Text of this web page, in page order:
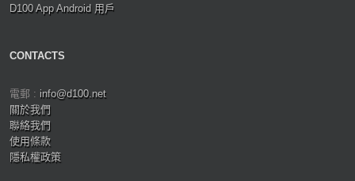
D100 App Android 用戶
CONTACTS
電郵 : info@d100.net
關於我們
聯絡我們
使用條款
隱私權政策